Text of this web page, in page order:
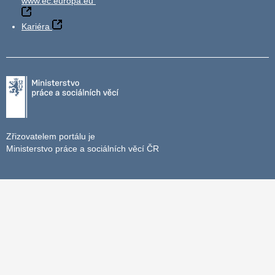
Kariéra
Zřizovatelem portálu je
Ministerstvo práce a sociálních věcí ČR